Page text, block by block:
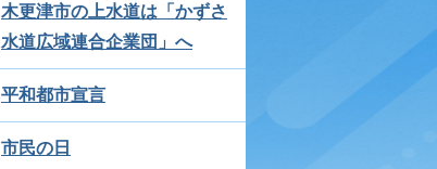
木更津市の上水道は「かずさ
水道広域連合企業団」へ
平和都市宣言
市民の日